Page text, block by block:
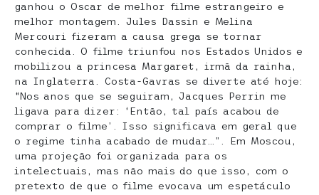
ganhou o Oscar de melhor filme estrangeiro e
melhor montagem. Jules Dassin e Melina
Mercouri fizeram a causa grega se tornar
conhecida. O filme triunfou nos Estados Unidos e
mobilizou a princesa Margaret, irmã da rainha,
na Inglaterra. Costa-Gavras se diverte até hoje:
“Nos anos que se seguiram, Jacques Perrin me
ligava para dizer: ‘Então, tal país acabou de
comprar o filme’. Isso significava em geral que
o regime tinha acabado de mudar…”. Em Moscou,
uma projeção foi organizada para os
intelectuais, mas não mais do que isso, com o
pretexto de que o filme evocava um espetáculo